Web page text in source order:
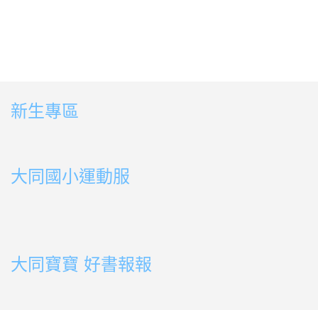
新生專區
大同國小運動服
大同寶寶 好書報報